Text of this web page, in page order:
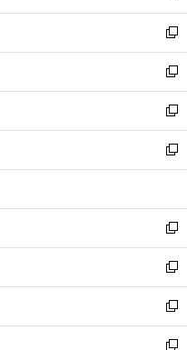
開
く
ウ
で
開
く
ン
ド
ウ
で
開
く
ウ
ィ
ン
ド
ウ
で
開
く
し
い
ウ
ィ
ン
ド
ウ
で
開
新
し
い
ウ
ィ
ン
ド
ウ
開
く
新
し
い
ウ
ィ
ン
ウ
で
開
く
新
し
い
ウ
ン
ド
ウ
で
開
く
新
し
ウ
ィ
ン
ド
ウ
で
開
く
新
し
い
ウ
ィ
ン
ド
新
し
い
ウ
新
し